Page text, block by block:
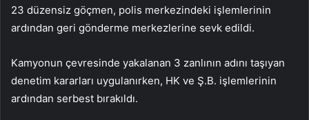
23 düzensiz göçmen, polis merkezindeki işlemlerinin
ardından geri gönderme merkezlerine sevk edildi.
Kamyonun çevresinde yakalanan 3 zanlının adını taşıyan
denetim kararları uygulanırken, HK ve Ş.B. işlemlerinin
ardından serbest bırakıldı.